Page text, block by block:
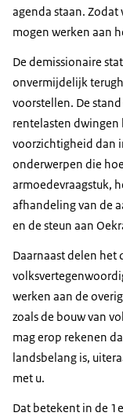
agenda staan. Zodat
mogen werken aan
De demissionaire
onvermijdelijk
voorstellen. De
rentelasten
voorzichtigheid dan
onderwerpen die
armoedevraagstuk,
afhandeling van de
en de steun aan
Daarnaast delen het
werken aan de
zoals de bouw van
mag erop rekenen
landsbelang is,
met u.
Dat betekent in de